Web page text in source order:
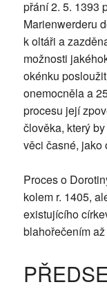
přání 2. 5. 1393
Marienwerderu
k oltáři a
možnosti
okénku
onemocněla a
procesu její
člověka, který
věci časné, jako
Proces o
kolem r. 1405,
existujícího
blahořečením